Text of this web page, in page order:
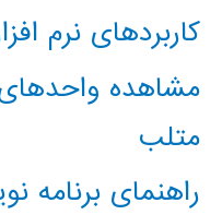
کاربردهای نرم
مشاهده
متلب
راهنمای برنامه